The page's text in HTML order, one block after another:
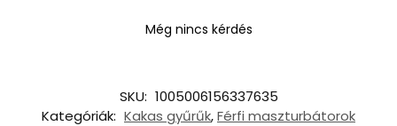
Még nincs kérdés
SKU: 1005006156337635
Kategóriák: Kakas gyűrűk,Férfi maszturbátorok